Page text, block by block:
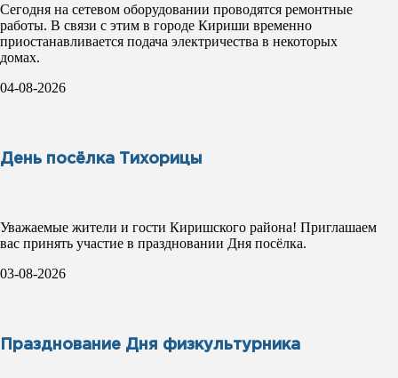
Сегодня на сетевом оборудовании проводятся ремонтные
работы. В связи с этим в городе Кириши временно
приостанавливается подача электричества в некоторых
домах.
04-08-2026
День посёлка Тихорицы
Уважаемые жители и гости Киришского района! Приглашаем
вас принять участие в праздновании Дня посёлка.
03-08-2026
Празднование Дня физкультурника